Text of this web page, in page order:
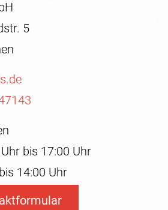
5
bis 17:00 Uhr
14:00 Uhr